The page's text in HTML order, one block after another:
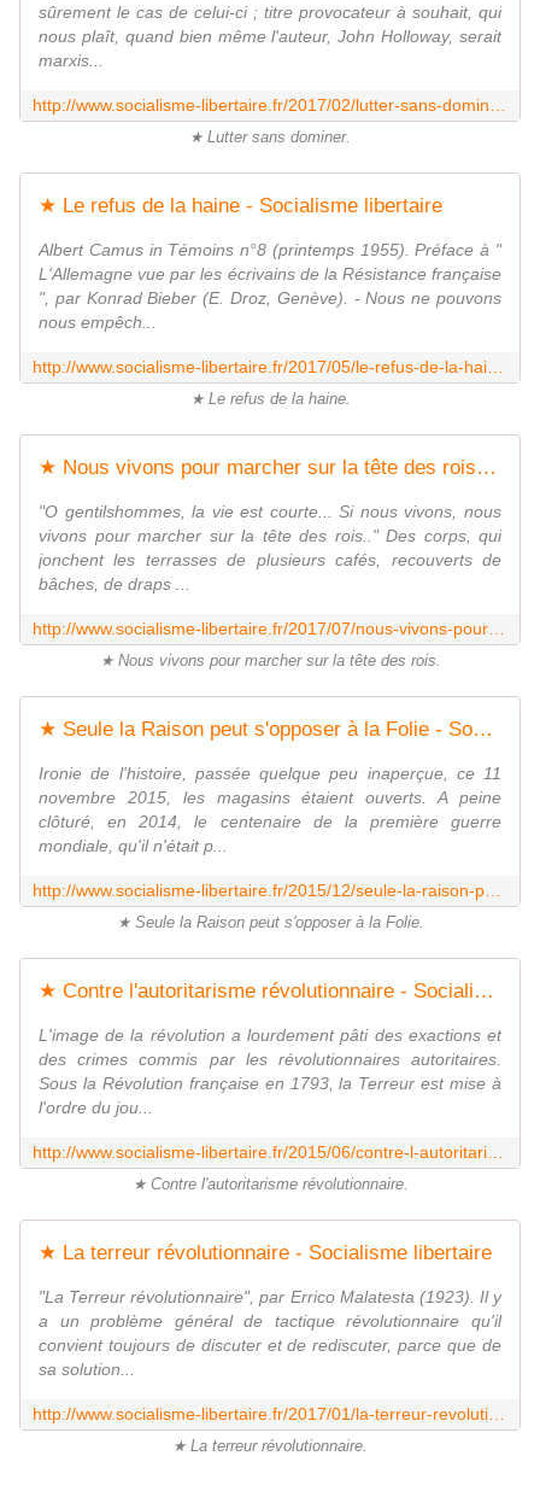
sûrement le cas de celui-ci ; titre provocateur à souhait, qui
nous plaît, quand bien même l'auteur, John Holloway, serait
marxis...
★ Lutter sans dominer.
★ Le refus de la haine - Socialisme libertaire
Albert Camus in Témoins n°8 (printemps 1955). Préface à "
L'Allemagne vue par les écrivains de la Résistance française
", par Konrad Bieber (E. Droz, Genève). - Nous ne pouvons
nous empêch...
★ Le refus de la haine.
★ Nous vivons pour marcher sur la tête des rois - Socialisme libertaire
"O gentilshommes, la vie est courte... Si nous vivons, nous
vivons pour marcher sur la tête des rois.." Des corps, qui
jonchent les terrasses de plusieurs cafés, recouverts de
bâches, de draps ...
★ Nous vivons pour marcher sur la tête des rois.
★ Seule la Raison peut s'opposer à la Folie - Socialisme libertaire
Ironie de l'histoire, passée quelque peu inaperçue, ce 11
novembre 2015, les magasins étaient ouverts. A peine
clôturé, en 2014, le centenaire de la première guerre
mondiale, qu'il n'était p...
★ Seule la Raison peut s'opposer à la Folie.
★ Contre l'autoritarisme révolutionnaire - Socialisme libertaire
L'image de la révolution a lourdement pâti des exactions et
des crimes commis par les révolutionnaires autoritaires.
Sous la Révolution française en 1793, la Terreur est mise à
l'ordre du jou...
★ Contre l'autoritarisme révolutionnaire.
★ La terreur révolutionnaire - Socialisme libertaire
"La Terreur révolutionnaire", par Errico Malatesta (1923). Il y
a un problème général de tactique révolutionnaire qu'il
convient toujours de discuter et de rediscuter, parce que de
sa solution...
★ La terreur révolutionnaire.